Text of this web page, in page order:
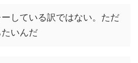
している訳ではない。ただ
いんだ